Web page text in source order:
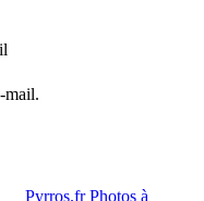
mail.
Pyrros.fr Photos à